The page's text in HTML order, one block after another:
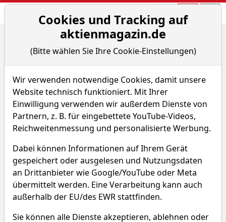
Aktien- und
Aktien on Fire
15,01% Seaworld Entertainment Inc. - US-Dollar Ind...
Aktien on Fire
15,01% Seaworld
Entertainment Inc. - US-Dollar
Indikation -
Von M. Herzberger –
Aktualisiert am 06.08.18
14:51
Cookies und Tracking auf
aktienmagazin.de
(Bitte wählen Sie Ihre Cookie-Einstellungen)
Wir verwenden notwendige Cookies, damit unsere
Website technisch funktioniert. Mit Ihrer
Einwilligung verwenden wir außerdem Dienste von
Partnern, z. B. für eingebettete YouTube-Videos,
Reichweitenmessung und personalisierte Werbung.
Dabei können Informationen auf Ihrem Gerät
gespeichert oder ausgelesen und Nutzungsdaten
an Drittanbieter wie Google/YouTube oder Meta
übermittelt werden. Eine Verarbeitung kann auch
außerhalb der EU/des EWR stattfinden.
Sie können alle Dienste akzeptieren, ablehnen oder